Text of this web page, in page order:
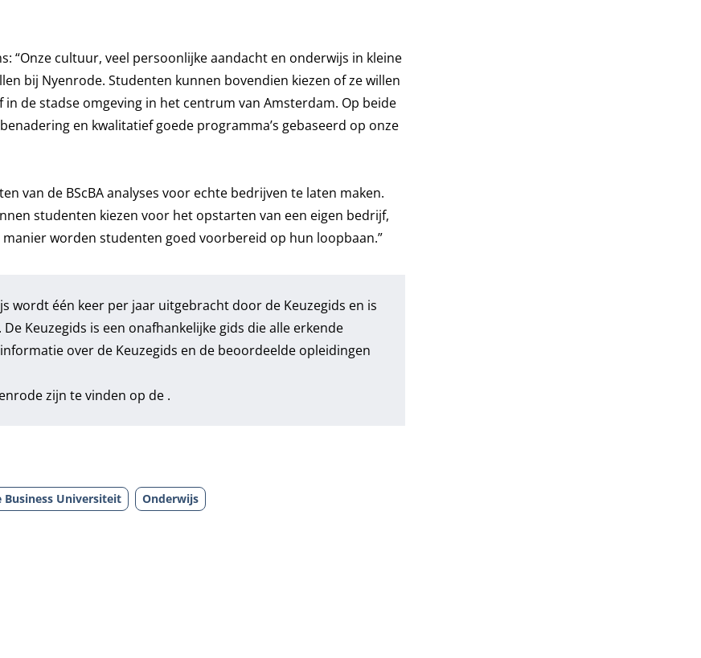
“Onze cultuur, veel persoonlijke aandacht en onderwijs in kleine
bij Nyenrode. Studenten kunnen bovendien kiezen of ze willen
de stadse omgeving in het centrum van Amsterdam. Op beide
en kwalitatief goede programma’s gebaseerd op onze
van de BScBA analyses voor echte bedrijven te laten maken.
studenten kiezen voor het opstarten van een eigen bedrijf,
worden studenten goed voorbereid op hun loopbaan.”
wordt één keer per jaar uitgebracht door de Keuzegids en is
Keuzegids is een onafhankelijke gids die alle erkende
over de Keuzegids en de beoordeelde opleidingen
zijn te vinden op de .
Business Universiteit Onderwijs